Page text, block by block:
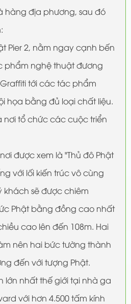
hàng địa phương, sau đó
Pier 2, nằm ngay cạnh bến
phẩm nghệ thuật đương
tới các tác phẩm
họa bằng đủ loại chất liệu.
nơi tổ chức các cuộc triển
được xem là "Thủ đô Phật
với lối kiến trúc vô cùng
sẽ được chiêm
Phật bằng đồng cao nhất
cao lên đến 108m. Hai
nên hai bức tường thành
đến với tượng Phật.
lớn nhất thế giới tại nhà ga
với hơn 4.500 tấm kính